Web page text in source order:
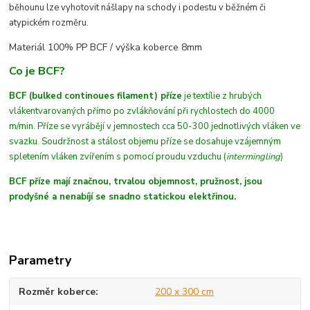
běhounu lze vyhotovit nášlapy na schody i podestu v běžném či
atypickém rozměru.
Materiál 100% PP BCF /výška koberce 8mm
Co je BCF?
BCF (bulked continoues filament) příze je textílie z hrubých
vlákentvarovanýchpřímo po zvlákňování při rychlostech do 4000
m/min. Příze se vyrábějí v jemnostech cca 50-300 jednotlivých vláken ve
svazku. Soudržnost a stálost objemu příze se dosahuje vzájemným
spletením vláken zvířením s pomocí proudu vzduchu (intermingling)
BCF příze mají značnou, trvalou objemnost, pružnost, jsou
prodyšné a nenabíjí se snadno statickou elektřinou.
Parametry
Rozměr koberce 200 x 300 cm